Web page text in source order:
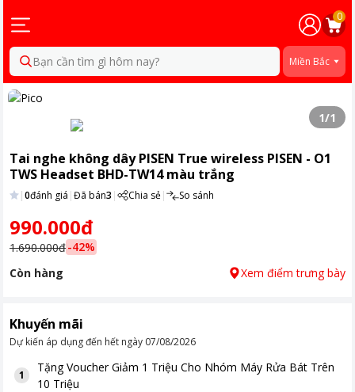
0
Bạn cần tìm gì hôm nay? Miền Bắc
1/1
Tai nghe không dây PISEN True wireless PISEN - O1
TWS Headset BHD-TW14 màu trắng
|0đánh giá |Đã bán3 | Chia sẻ| So sánh
990.000đ
1.690.000đ-42%
Còn hàng
Xem điểm trưng bày
Khuyến mãi
Dự kiến áp dụng đến hết ngày 07/08/2026
1
TặngVoucher Giảm 1 Triệu Cho Nhóm Máy Rửa Bát Trên
10 Triệu